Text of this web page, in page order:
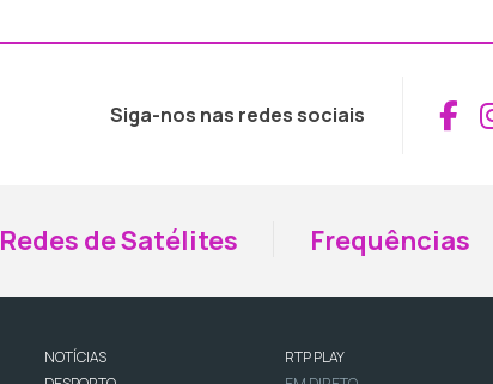
Siga-nos nas redes sociais
Redes de Satélites Frequências
NOTÍCIAS
RTP PLAY